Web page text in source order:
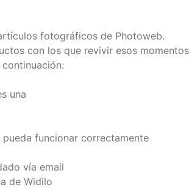
fotográficos de Photoweb.
con los que revivir esos
una
funcionar correctamente
vía email
de Widilo